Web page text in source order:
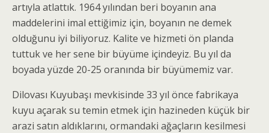
artıyla atlattık. 1964 yılından beri boyanın ana
maddelerini imal ettiğimiz için, boyanın ne demek
olduğunu iyi biliyoruz. Kalite ve hizmeti ön planda
tuttuk ve her sene bir büyüme içindeyiz. Bu yıl da
boyada yüzde 20-25 oranında bir büyümemiz var.
Dilovası Kuyubaşı mevkisinde 33 yıl önce fabrikaya
kuyu açarak su temin etmek için hazineden küçük bir
arazi satın aldıklarını, ormandaki ağaçların kesilmesi